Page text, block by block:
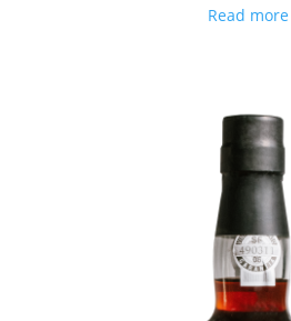
Read more